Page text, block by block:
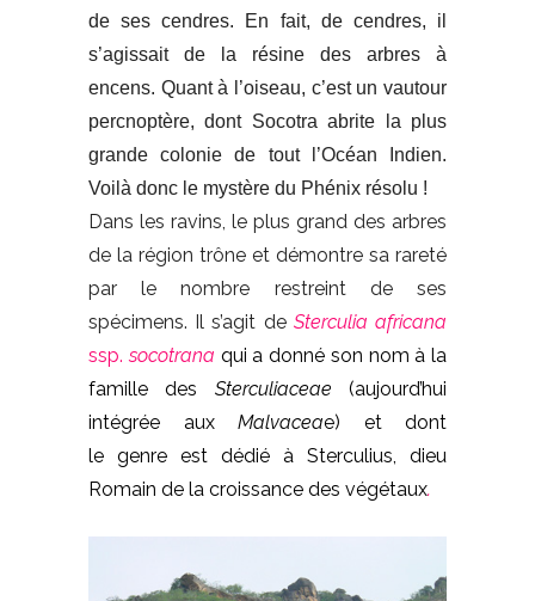
de ses cendres. En fait, de cendres, il
s’agissait de la résine des arbres à
encens. Quant à l’oiseau, c’est un vautour
percnoptère, dont Socotra abrite la plus
grande colonie de tout l’Océan Indien.
Voilà donc le mystère du Phénix résolu !
Dans les ravins, le plus grand des arbres
de la région trône et démontre sa rareté
par le nombre restreint de ses
spécimens. Il s’agit de Sterculiaafricana
ssp.socotrana qui a donné son nom à la
famille des Sterculiaceae (aujourd’hui
intégrée aux Malvaceae) et dont
le genre est dédié à Sterculius, dieu
Romain de la croissance des végétaux.